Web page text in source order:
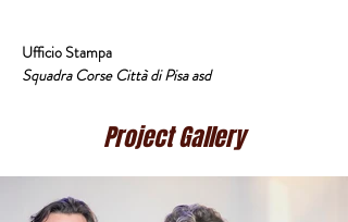
Ufficio Stampa
Squadra Corse Città di Pisa asd
Project Gallery